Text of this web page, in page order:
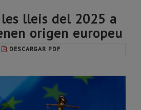
lleis del 2025 a
origen europeu
DESCARGAR PDF